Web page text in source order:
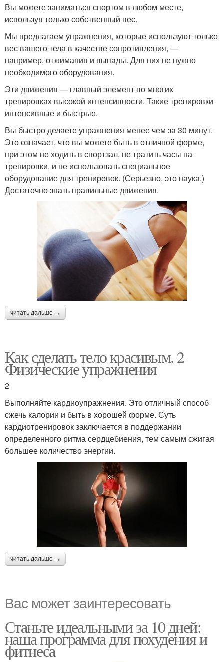
Вы можете заниматься спортом в любом месте,
используя только собственный вес.
Мы предлагаем упражнения, которые используют только
вес вашего тела в качестве сопротивления, —
например, отжимания и выпады. Для них не нужно
необходимого оборудования.
Эти движения — главный элемент во многих
тренировках высокой интенсивности. Такие тренировки
интенсивные и быстрые.
Вы быстро делаете упражнения менее чем за 30 минут.
Это означает, что вы можете быть в отличной форме,
при этом не ходить в спортзал, не тратить часы на
тренировки, и не использовать специальное
оборудование для тренировок. (Серьезно, это наука.)
Достаточно знать правильные движения.
читать дальше →
Как сделать тело красивым. 2
Физические упражнения
2
Выполняйте кардиоупражнения. Это отличный способ
сжечь калории и быть в хорошей форме. Суть
кардиотренировок заключается в поддержании
определенного ритма сердцебиения, тем самым сжигая
большее количество энергии.
читать дальше →
Вас может заинтересовать
Станьте идеальными за 10 дней:
наша программа для похудения и
фитнеса